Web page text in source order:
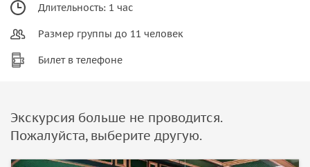
Длительность: 1 час
Размер группы до 11 человек
Билет в телефоне
Экскурсия больше не проводится.
Пожалуйста, выберите другую.